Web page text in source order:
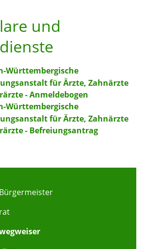
und
Württembergische
für Ärzte, Zahnärzte
- Anmeldebogen
Württembergische
für Ärzte, Zahnärzte
- Befreiungsantrag